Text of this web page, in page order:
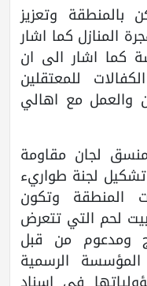
بالمنطقة وتعزيز
المنازل كما اشار
كما اشار الى ان
للمعتقلين
والعمل مع اهالي
لجان مقاومة
تشكيل لجنة طواريء
المنطقة وتكون
لحم التي تتعرض
ومدعوم من قبل
الرسمية